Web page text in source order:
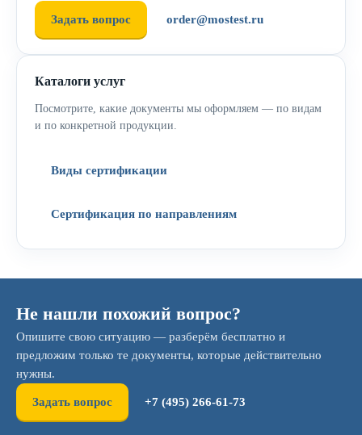
Задать вопрос order@mostest.ru
Каталоги услуг
Посмотрите, какие документы мы оформляем — по видам
и по конкретной продукции.
Виды сертификации
Сертификация по направлениям
Не нашли похожий вопрос?
Опишите свою ситуацию — разберём бесплатно и
предложим только те документы, которые действительно
нужны.
Задать вопрос +7 (495) 266-61-73